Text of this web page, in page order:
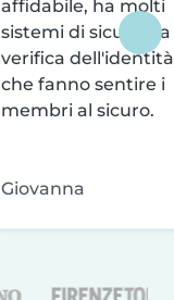
affidabile, ha molti
sistemi di sicurezza
verifica dell'identità
che fanno sentire i
membri al sicuro.
Giovanna